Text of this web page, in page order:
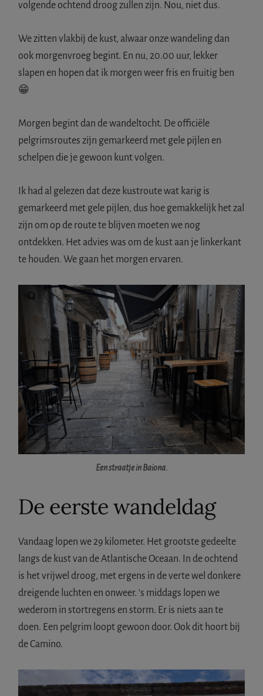
volgende ochtend droog zullen zijn. Nou, niet dus.
We zitten vlakbij de kust, alwaar onze wandeling dan
ook morgenvroeg begint. En nu, 20.00 uur, lekker
slapen en hopen dat ik morgen weer fris en fruitig ben
😁
Morgen begint dan de wandeltocht. De officiële
pelgrimsroutes zijn gemarkeerd met gele pijlen en
schelpen die je gewoon kunt volgen.
Ik had al gelezen dat deze kustroute wat karig is
gemarkeerd met gele pijlen, dus hoe gemakkelijk het zal
zijn om op de route te blijven moeten we nog
ontdekken. Het advies was om de kust aan je linkerkant
te houden. We gaan het morgen ervaren.
Een straatje in Baiona.
De eerste wandeldag
Vandaag lopen we 29 kilometer. Het grootste gedeelte
langs de kust van de Atlantische Oceaan. In de ochtend
is het vrijwel droog, met ergens in de verte wel donkere
dreigende luchten en onweer. ‘s middags lopen we
wederom in stortregens en storm. Er is niets aan te
doen. Een pelgrim loopt gewoon door. Ook dit hoort bij
de Camino.